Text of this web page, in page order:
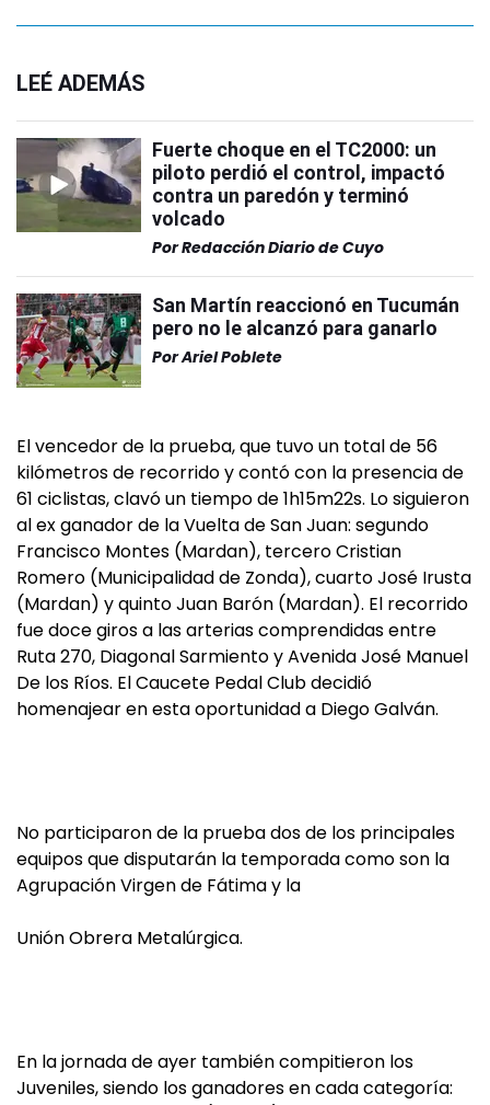
LEÉ ADEMÁS
Fuerte choque en el TC2000: un
piloto perdió el control, impactó
contra un paredón y terminó
volcado
PorRedacción Diario de Cuyo
San Martín reaccionó en Tucumán
pero no le alcanzó para ganarlo
PorAriel Poblete
El vencedor de la prueba, que tuvo un total de 56
kilómetros de recorrido y contó con la presencia de
61 ciclistas, clavó un tiempo de 1h15m22s. Lo siguieron
al ex ganador de la Vuelta de San Juan: segundo
Francisco Montes (Mardan), tercero Cristian
Romero (Municipalidad de Zonda), cuarto José Irusta
(Mardan) y quinto Juan Barón (Mardan). El recorrido
fue doce giros a las arterias comprendidas entre
Ruta 270, Diagonal Sarmiento y Avenida José Manuel
De los Ríos. El Caucete Pedal Club decidió
homenajear en esta oportunidad a Diego Galván.
No participaron de la prueba dos de los principales
equipos que disputarán la temporada como son la
Agrupación Virgen de Fátima y la
Unión Obrera Metalúrgica.
En la jornada de ayer también compitieron los
Juveniles, siendo los ganadores en cada categoría: